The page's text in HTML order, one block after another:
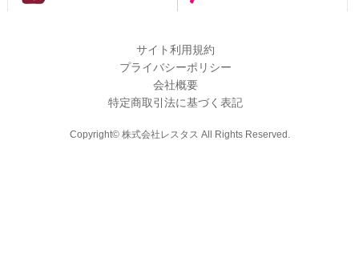
サイト利用規約
プライバシーポリシー
会社概要
特定商取引法に基づく表記
Copyright© 株式会社レスタス All Rights Reserved.